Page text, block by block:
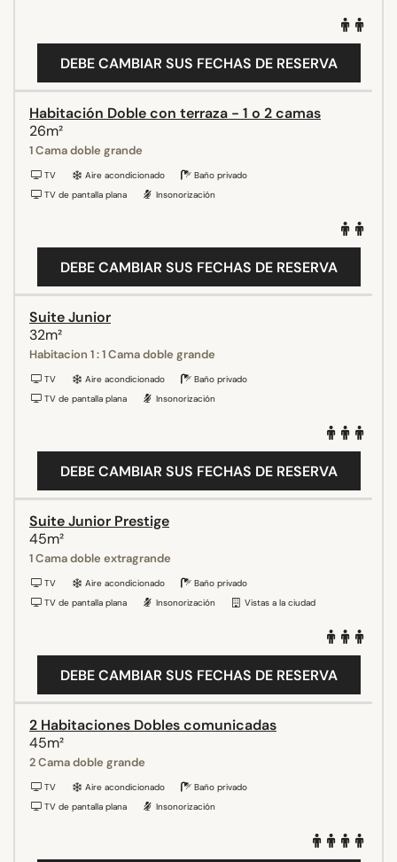
DEBE CAMBIAR SUS FECHAS DE RESERVA
Habitación Doble con terraza - 1 o 2 camas
26m²
1 Cama doble grande
TV Aire acondicionado
Baño privado
TV de pantalla plana
Insonorización
DEBE CAMBIAR SUS FECHAS DE RESERVA
Suite Junior
32m²
Habitacion 1 : 1 Cama doble grande
TV Aire acondicionado
Baño privado
TV de pantalla plana
Insonorización
DEBE CAMBIAR SUS FECHAS DE RESERVA
Suite Junior Prestige
45m²
1 Cama doble extragrande
TV Aire acondicionado
Baño privado
TV de pantalla plana
Insonorización Vistas a la ciudad
DEBE CAMBIAR SUS FECHAS DE RESERVA
2 Habitaciones Dobles comunicadas
45m²
2 Cama doble grande
TV Aire acondicionado
Baño privado
TV de pantalla plana
Insonorización